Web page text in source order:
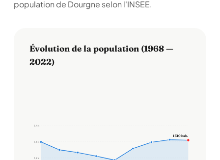
population de Dourgne selon l'INSEE.
Évolution de la population (1968 —
2022)
1,2 k
1,3 k
1,4 k
1 310 hab.